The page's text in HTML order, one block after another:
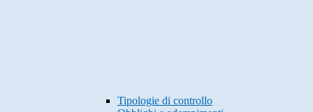
Tipologie di controllo